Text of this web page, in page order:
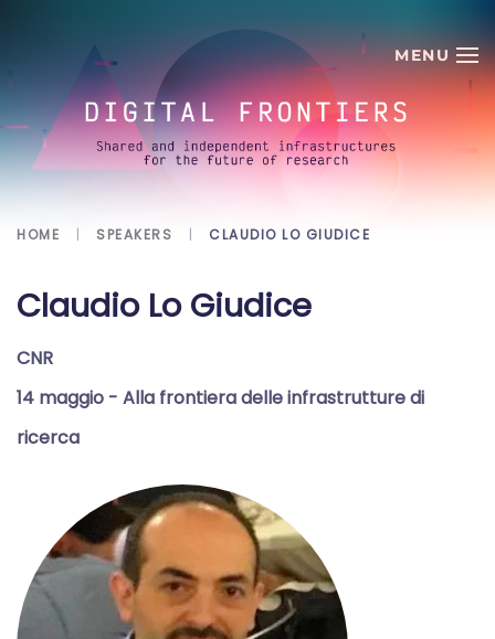
Skip to main content
HOME SPEAKERS CLAUDIO LO GIUDICE
Claudio Lo Giudice
CNR
14 maggio - Alla frontiera delle infrastrutture di
ricerca